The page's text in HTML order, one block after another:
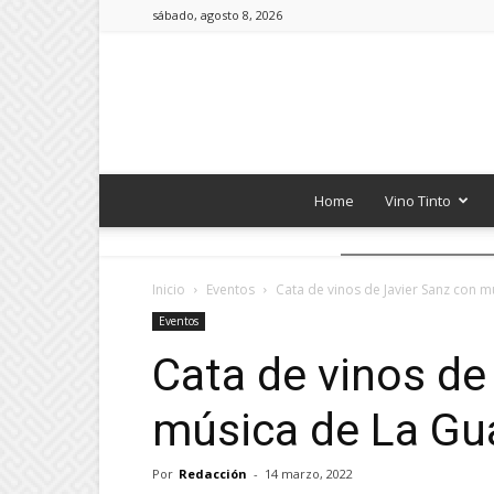
sábado, agosto 8, 2026
Home Vino Tinto
Inicio Eventos Cata de vinos de Javier Sanz con
Eventos
Cata de vinos
música de La
Por Redacción - 14 marzo, 2022